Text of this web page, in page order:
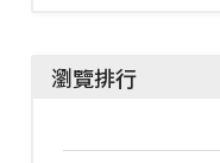
瀏覽排行